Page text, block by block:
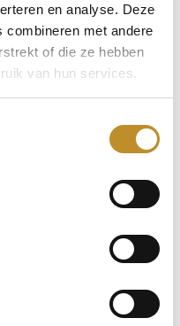
en analyse. Deze
combineren met andere
of die ze hebben
van hun services.